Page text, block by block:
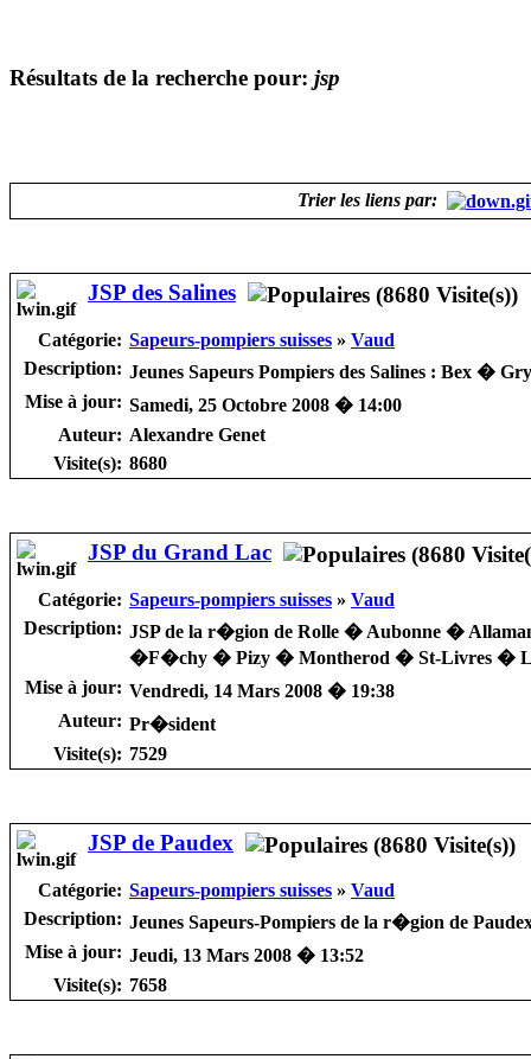
Résultats de la recherche pour: jsp
Trier les liens par:
JSP des Salines
Catégorie: Sapeurs-pompiers suisses » Vaud
Description: Jeunes Sapeurs Pompiers des Salines : Bex �
Mise à jour: Samedi, 25 Octobre 2008 � 14:00
Auteur: Alexandre Genet
Visite(s): 8680
JSP du Grand Lac
Catégorie: Sapeurs-pompiers suisses » Vaud
Description: JSP de la r�gion de Rolle � Aubonne �
�F�chy � Pizy � Montherod � St-Livres �
Mise à jour: Vendredi, 14 Mars 2008 � 19:38
Auteur: Pr�sident
Visite(s): 7529
JSP de Paudex
Catégorie: Sapeurs-pompiers suisses » Vaud
Description: Jeunes Sapeurs-Pompiers de la r�gion de
Mise à jour: Jeudi, 13 Mars 2008 � 13:52
Visite(s): 7658